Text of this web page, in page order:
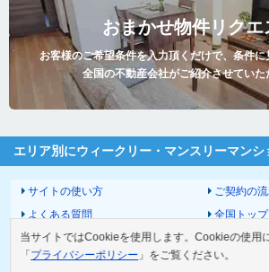
おまかせ物件リクエ
お客様のご希望条件を入力頂くだけで、条件
全国の不動産会社がご紹介させていた
エリア別にウィークリー・マンスリーマンシ
サイトの使い方
ご契約の
よくある質問
全国トップ
サイトマップ
運営会社
お問い合わせ
個人情
当サイトではCookieを使用します。Cookieの使用
「 プライバシーポリシー 」をご覧ください。